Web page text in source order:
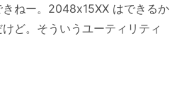
きねー。2048x15XX はできるか
ど。そういうユーティリティ